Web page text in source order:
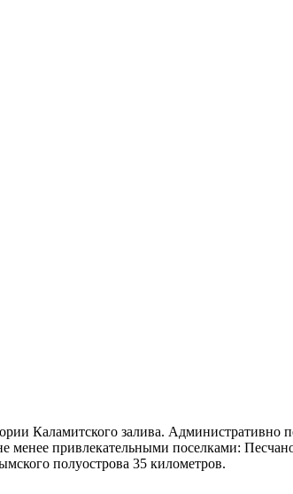
Каламитского залива. Административно
привлекательными поселками:
полуострова 35 километров.